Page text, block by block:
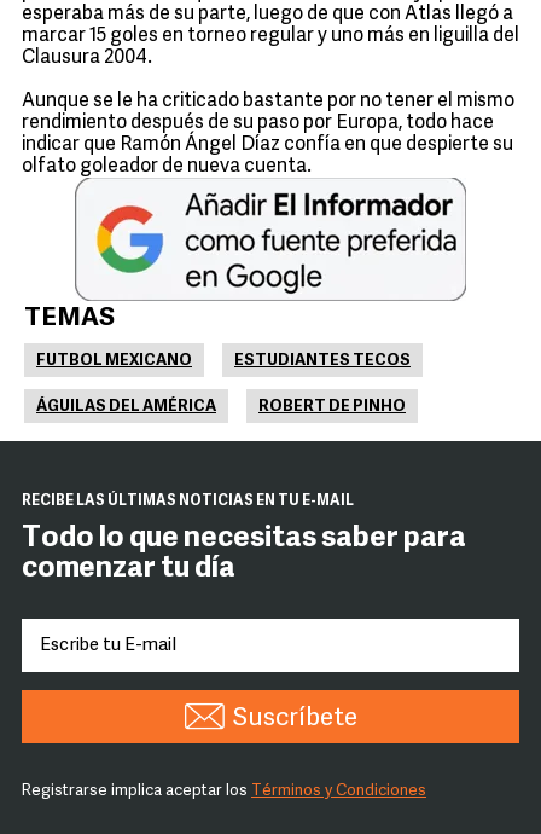
esperaba más de su parte, luego de que con Atlas llegó a
marcar 15 goles en torneo regular y uno más en liguilla del
Clausura 2004.
Aunque se le ha criticado bastante por no tener el mismo
rendimiento después de su paso por Europa, todo hace
indicar que Ramón Ángel Díaz confía en que despierte su
olfato goleador de nueva cuenta.
TEMAS
FUTBOL MEXICANO ESTUDIANTES TECOS
ÁGUILAS DEL AMÉRICA ROBERT DE PINHO
RECIBE LAS ÚLTIMAS NOTICIAS EN TU E-MAIL
Todo lo que necesitas saber para
comenzar tu día
Suscríbete
Registrarse implica aceptar los Términos y Condiciones